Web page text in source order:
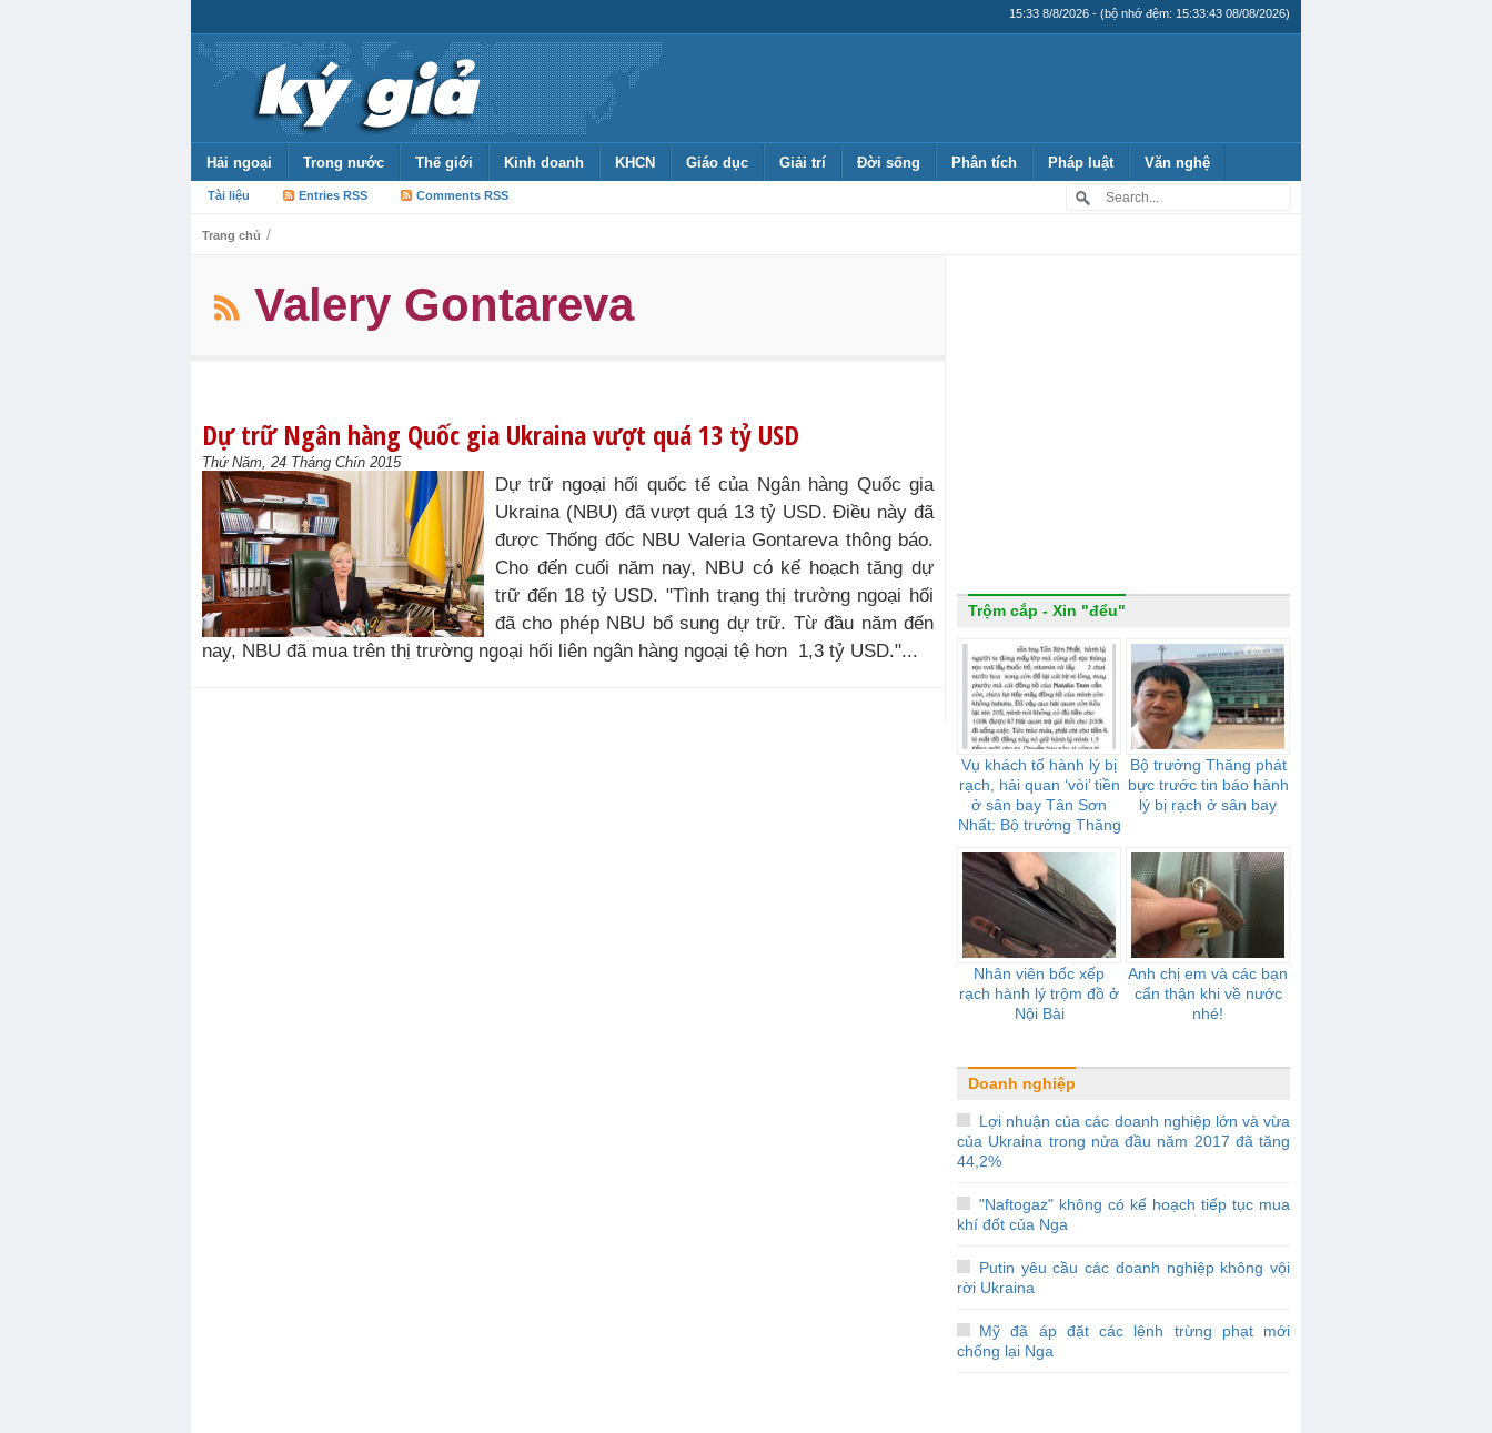
15:33 8/8/2026 - (bộ nhớ đệm: 15:33:43 08/08/2026)
Hải ngoại Trong nước Thế giới Kinh doanh KHCN Giáo dục Giải trí Đời sống Phân tích Pháp luật Văn nghệ
Tài liệu Entries RSS Comments RSS
Trang chủ /
Valery Gontareva
Dự trữ Ngân hàng Quốc gia Ukraina vượt quá 13 tỷ USD
Thứ Năm, 24 Tháng Chín 2015
Dự trữ ngoại hối quốc tế của Ngân hàng Quốc gia
Ukraina (NBU) đã vượt quá 13 tỷ USD. Điều này đã
được Thống đốc NBU Valeria Gontareva thông báo.
Cho đến cuối năm nay, NBU có kế hoạch tăng dự
trữ đến 18 tỷ USD. "Tình trạng thị trường ngoại hối
đã cho phép NBU bổ sung dự trữ. Từ đầu năm đến
nay, NBU đã mua trên thị trường ngoại hối liên ngân hàng ngoại tệ hơn 1,3 tỷ USD."...
Trộm cắp - Xin "đểu"
Vụ khách tố hành lý bị
rạch, hải quan ‘vòi’ tiền
ở sân bay Tân Sơn
Nhất: Bộ trưởng Thăng
Bộ trưởng Thăng phát
bực trước tin báo hành
lý bị rạch ở sân bay
Nhân viên bốc xếp
rạch hành lý trộm đồ ở
Nội Bài
Anh chị em và các bạn
cẩn thận khi về nước
nhé!
Doanh nghiệp
Lợi nhuận của các doanh nghiệp lớn và vừa
của Ukraina trong nửa đầu năm 2017 đã tăng
44,2%
"Naftogaz" không có kế hoạch tiếp tục mua
khí đốt của Nga
Putin yêu cầu các doanh nghiệp không vội
rời Ukraina
Mỹ đã áp đặt các lệnh trừng phạt mới
chống lại Nga